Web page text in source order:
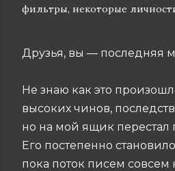
фильтры, некоторые
Друзья, вы — последняя
Не знаю как это
высоких чинов,
но на мой ящик перестал
Его постепенно
пока поток писем совсем